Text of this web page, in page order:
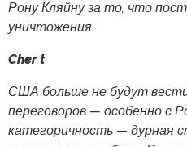
Рону Кляйну за то, что
уничтожения.
Cher t
США больше не будут
переговоров — особенно с
категоричность — дурная